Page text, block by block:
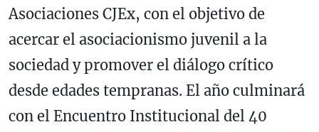
Asociaciones CJEx, con el objetivo de
acercar el asociacionismo juvenil a la
sociedad y promover el diálogo crítico
desde edades tempranas. El año culminará
con el Encuentro Institucional del 40